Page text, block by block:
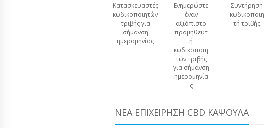
Κατασκευαστές
κωδικοποιητών
τριβής για
σήμανση
ημερομηνίας
Ενημερώστε
έναν
αξιόπιστο
προμηθευτ
ή
κωδικοποιη
τών τριβής
για σήμανση
ημερομηνία
ς
Συντήρηση
κωδικοποιη
τή τριβής
ΝΈΑ ΕΠΙΧΕΊΡΗΣΗ CBD ΚΆΨΟΥΛΑ